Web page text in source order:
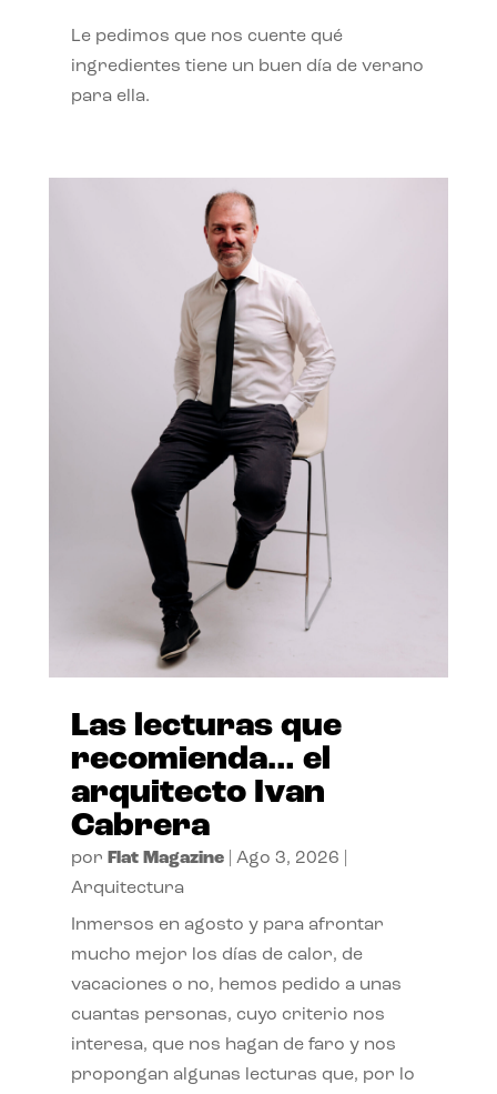
Le pedimos que nos cuente qué
ingredientes tiene un buen día de verano
para ella.
Las lecturas que
recomienda… el
arquitecto Ivan
Cabrera
por Flat Magazine| Ago 3, 2026
Arquitectura
Inmersos en agosto y para afrontar
mucho mejor los días de calor, de
vacaciones o no, hemos pedido a unas
cuantas personas, cuyo criterio nos
interesa, que nos hagan de faro y nos
propongan algunas lecturas que, por lo